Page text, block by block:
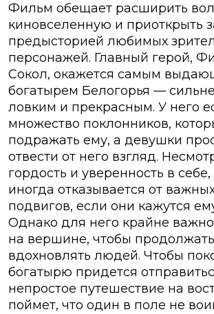
Фильм обещает расширить
киновселенную и приоткрыть
предысторией любимых
персонажей. Главный герой,
Сокол, окажется самым
богатырем Белогорья —
ловким и прекрасным. У него
множество поклонников,
подражать ему, а девушки
отвести от него взгляд.
гордость и уверенность в
иногда отказывается от
подвигов, если они кажутся
Однако для него крайне важно
на вершине, чтобы продолжать
вдохновлять людей. Чтобы
богатырю придется
непростое путешествие на
поймет, что один в поле не